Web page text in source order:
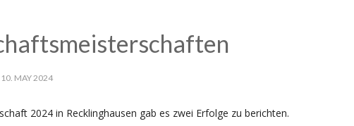
MAY 2024
2024 in Recklinghausen gab es zwei Erfolge zu berichten.